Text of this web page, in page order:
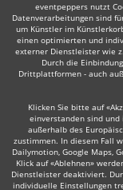
eventpeppers nutzt
Datenverarbeitungen sind
um Künstler im
einen optimierten und
externer Dienstleister wie
Durch die
Drittplattformen - auch
Klicken Sie bitte auf
einverstanden sind
außerhalb des
zustimmen. In diesem Fall
Dailymotion, Google Maps,
Klick auf «Ablehnen»
Dienstleister deaktiviert.
individuelle Einstellungen